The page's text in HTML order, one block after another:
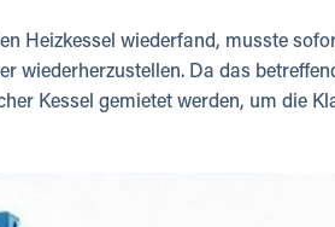
Heizkessel wiederfand, musste
wiederherzustellen. Da das
Kessel gemietet werden, um die